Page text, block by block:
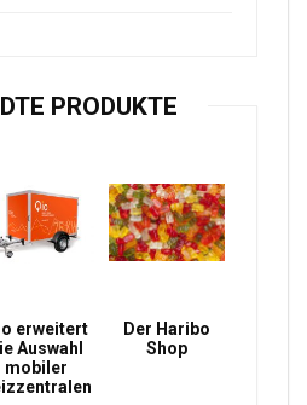
PRODUKTE
erweitert
Auswahl
mobiler
Der Haribo
Shop